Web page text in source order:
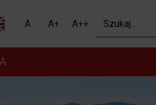
A A+ A++